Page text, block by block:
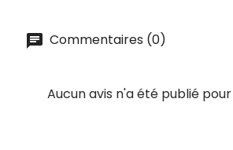
Commentaires (0)
Aucun avis n'a été publié